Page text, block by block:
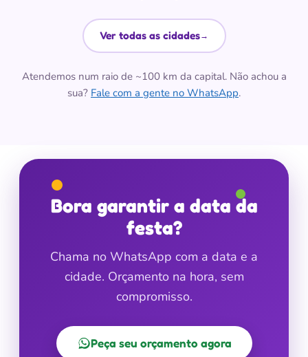
Ver todas as cidades→
Atendemos num raio de ~100 km da capital. Não achou a
sua? Fale com a gente no WhatsApp.
Bora garantir a data da
festa?
Chama no WhatsApp com a data e a
cidade. Orçamento na hora, sem
compromisso.
Peça seu orçamento agora